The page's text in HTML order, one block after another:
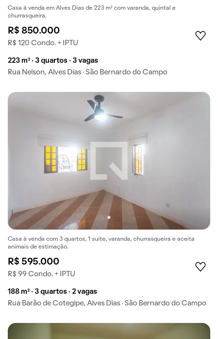
Casa à venda em Alves Dias de 223 m² com varanda, quintal e
churrasqueira.
R$ 850.000
R$ 120 Condo. + IPTU
223 m² · 3 quartos · 3 vagas
Rua Nelson, Alves Dias · São Bernardo do Campo
Casa à venda com 3 quartos, 1 suíte, varanda, churrasqueira e aceita
animais de estimação.
R$ 595.000
R$ 99 Condo. + IPTU
188 m² · 3 quartos · 2 vagas
Rua Barão de Cotegipe, Alves Dias · São Bernardo do Campo